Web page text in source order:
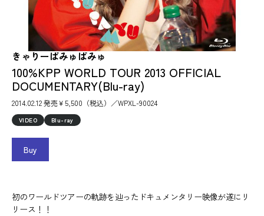
きゃりーぱみゅぱみゅ
100%KPP WORLD TOUR 2013 OFFICIAL
DOCUMENTARY(Blu-ray)
2014.02.12 発売￥5,500（税込）／WPXL-90024
VIDEO Blu-ray
Buy
初のワールドツアーの軌跡を辿ったドキュメンタリー映像が遂にリ
リース！！